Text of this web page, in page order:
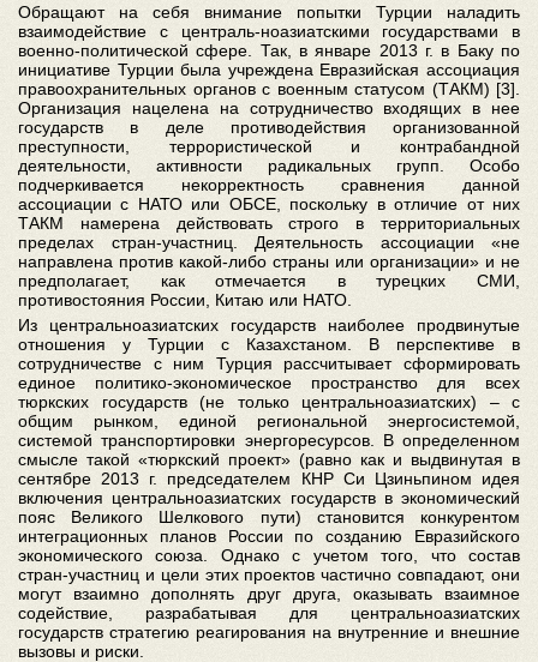
Обращают на себя внимание попытки Турции наладить
взаимодействие с централь-ноазиатскими государствами в
военно-политической сфере. Так, в январе 2013 г. в Баку по
инициативе Турции была учреждена Евразийская ассоциация
правоохранительных органов с военным статусом (ТАКМ) [3].
Организация нацелена на сотрудничество входящих в нее
государств в деле противодействия организованной
преступности, террористической и контрабандной
деятельности, активности радикальных групп. Особо
подчеркивается некорректность сравнения данной
ассоциации с НАТО или ОБСЕ, поскольку в отличие от них
ТАКМ намерена действовать строго в территориальных
пределах стран-участниц. Деятельность ассоциации «не
направлена против какой-либо страны или организации» и не
предполагает, как отмечается в турецких СМИ,
противостояния России, Китаю или НАТО.
Из центральноазиатских государств наиболее продвинутые
отношения у Турции с Казахстаном. В перспективе в
сотрудничестве с ним Турция рассчитывает сформировать
единое политико-экономическое пространство для всех
тюркских государств (не только центральноазиатских) – с
общим рынком, единой региональной энергосистемой,
системой транспортировки энергоресурсов. В определенном
смысле такой «тюркский проект» (равно как и выдвинутая в
сентябре 2013 г. председателем КНР Си Цзиньпином идея
включения центральноазиатских государств в экономический
пояс Великого Шелкового пути) становится конкурентом
интеграционных планов России по созданию Евразийского
экономического союза. Однако с учетом того, что состав
стран-участниц и цели этих проектов частично совпадают, они
могут взаимно дополнять друг друга, оказывать взаимное
содействие, разрабатывая для центральноазиатских
государств стратегию реагирования на внутренние и внешние
вызовы и риски.